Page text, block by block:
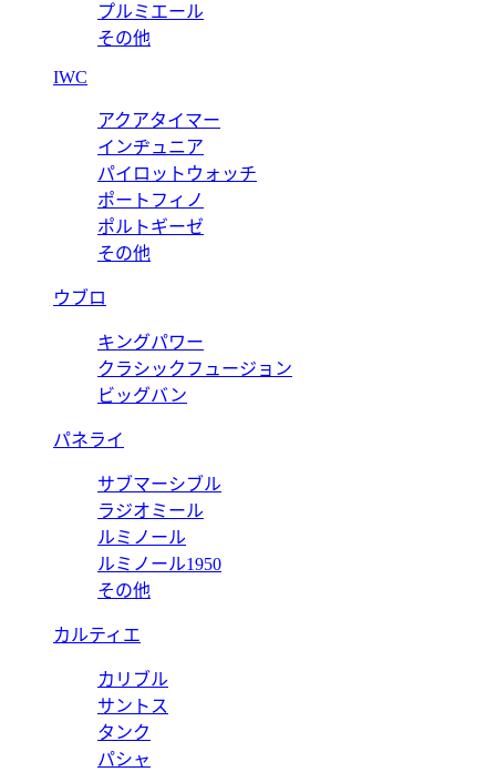
プルミエール
その他
IWC
アクアタイマー
インヂュニア
パイロットウォッチ
ポートフィノ
ポルトギーゼ
その他
ウブロ
キングパワー
クラシックフュージョン
ビッグバン
パネライ
サブマーシブル
ラジオミール
ルミノール
ルミノール1950
その他
カルティエ
カリブル
サントス
タンク
パシャ